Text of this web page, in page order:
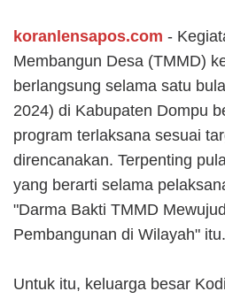
koranlensapos.com -
Membangun Desa (TMMD)
berlangsung selama satu
2024) di Kabupaten Dompu
program terlaksana sesuai
direncanakan. Terpenting
yang berarti selama
"Darma Bakti TMMD
Pembangunan di Wilayah" itu.
Untuk itu, keluarga besar